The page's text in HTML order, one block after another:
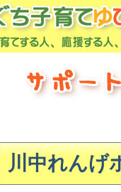
川中れんげ